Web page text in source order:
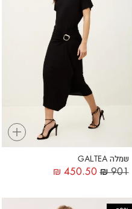
+
שמלה GALTEA
₪901
₪ 450.50